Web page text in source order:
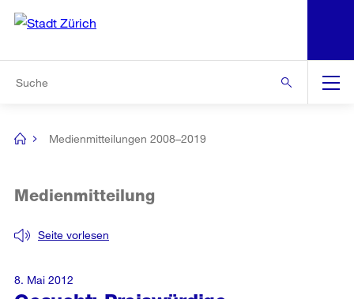
Navigation
[no
Medienmitteilungen 2008–2019
Seite vorlesen
Medienmitteilung
8. Mai 2012